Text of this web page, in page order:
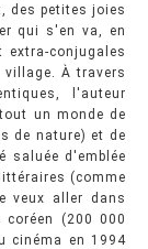
des petites joies
qui s'en va, en
conjugales
À travers
l'auteur
un monde de
de nature) et de
saluée d'emblée
(comme
veux aller dans
(200 000
cinéma en 1994